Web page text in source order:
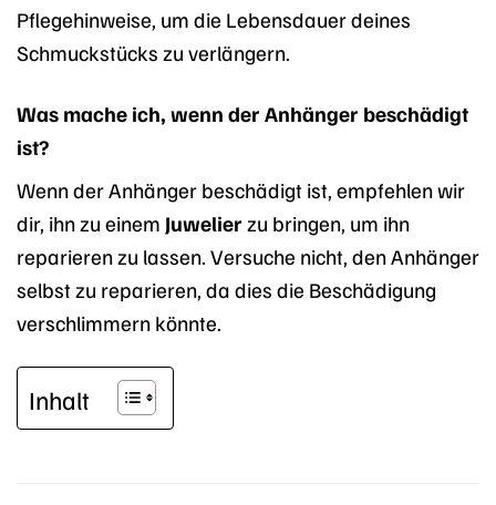
Pflegehinweise, um die Lebensdauer deines
Schmuckstücks zu verlängern.
Was mache ich, wenn der Anhänger beschädigt
ist?
Wenn der Anhänger beschädigt ist, empfehlen wir
dir, ihn zu einem Juwelier zu bringen, um ihn
reparieren zu lassen. Versuche nicht, den Anhänger
selbst zu reparieren, da dies die Beschädigung
verschlimmern könnte.
Inhalt